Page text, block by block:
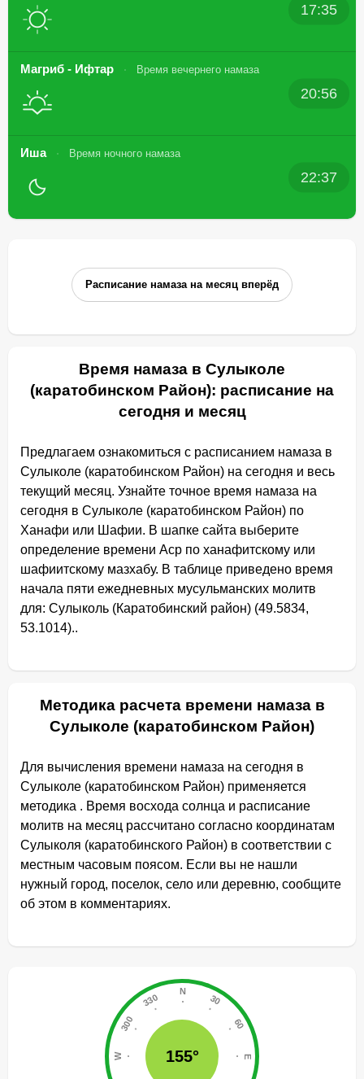
17:35
Магриб - Ифтар Время вечернего намаза
20:56
Иша Время ночного намаза
22:37
Расписание намаза на месяц вперёд
Время намаза в Сулыколе
(каратобинском Район): расписание на
сегодня и месяц
Предлагаем ознакомиться с расписанием намаза в
Сулыколе (каратобинском Район) на сегодня и весь
текущий месяц. Узнайте точное время намаза на
сегодня в Сулыколе (каратобинском Район) по
Ханафи или Шафии. В шапке сайта выберите
определение времени Аср по ханафитскому или
шафиитскому мазхабу. В таблице приведено время
начала пяти ежедневных мусульманских молитв
для: Сулыколь (Каратобинский район) (49.5834,
53.1014)..
Методика расчета времени намаза в
Сулыколе (каратобинском Район)
Для вычисления времени намаза на сегодня в
Сулыколе (каратобинском Район) применяется
методика . Время восхода солнца и расписание
молитв на месяц рассчитано согласно координатам
Сулыколя (каратобинского Район) в соответствии с
местным часовым поясом. Если вы не нашли
нужный город, поселок, село или деревню, сообщите
об этом в комментариях.
155°